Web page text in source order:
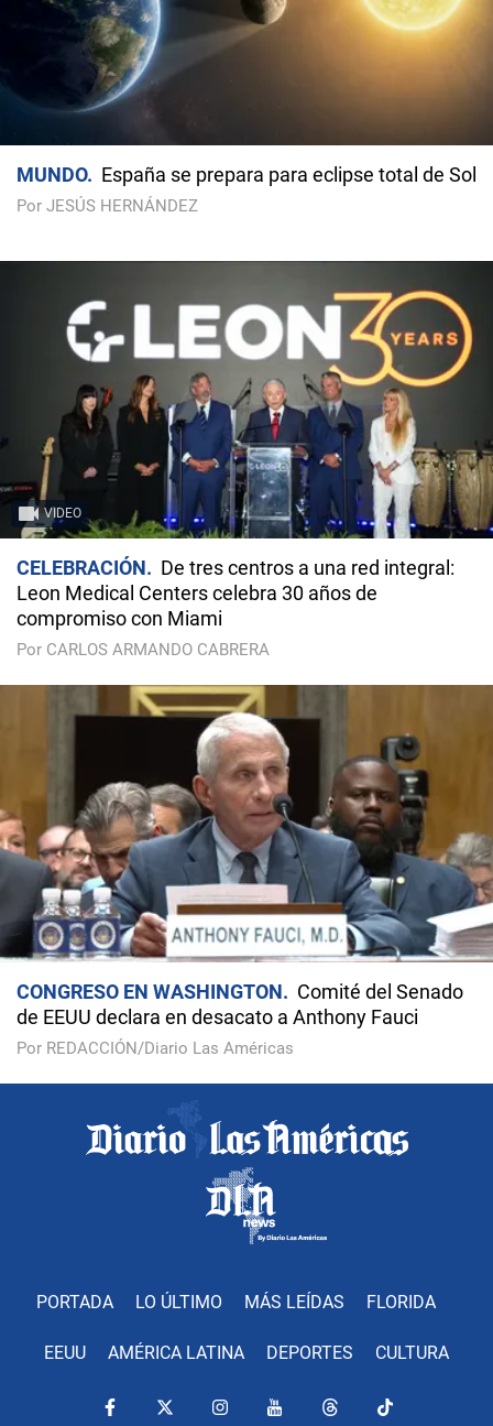
MUNDO España se prepara para eclipse total de Sol
Por JESÚS HERNÁNDEZ
VIDEO
CELEBRACIÓN
De tres centros a una red integral:
Leon Medical Centers celebra 30 años de
compromiso con Miami
Por CARLOS ARMANDO CABRERA
CONGRESO EN WASHINGTON
Comité del Senado
de EEUU declara en desacato a Anthony Fauci
Por REDACCIÓN/Diario Las Américas
PORTADA LO ÚLTIMO MÁS LEÍDAS FLORIDA
EEUU AMÉRICA LATINA DEPORTES CULTURA